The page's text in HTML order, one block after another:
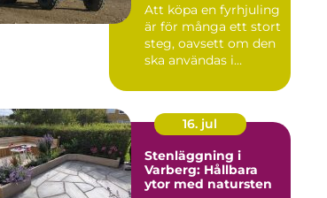
Att köpa en fyrhjuling
är för många ett stort
steg, oavsett om den
ska användas i
16. jul
Stenläggning i
Varberg: Hållbara
ytor med natursten